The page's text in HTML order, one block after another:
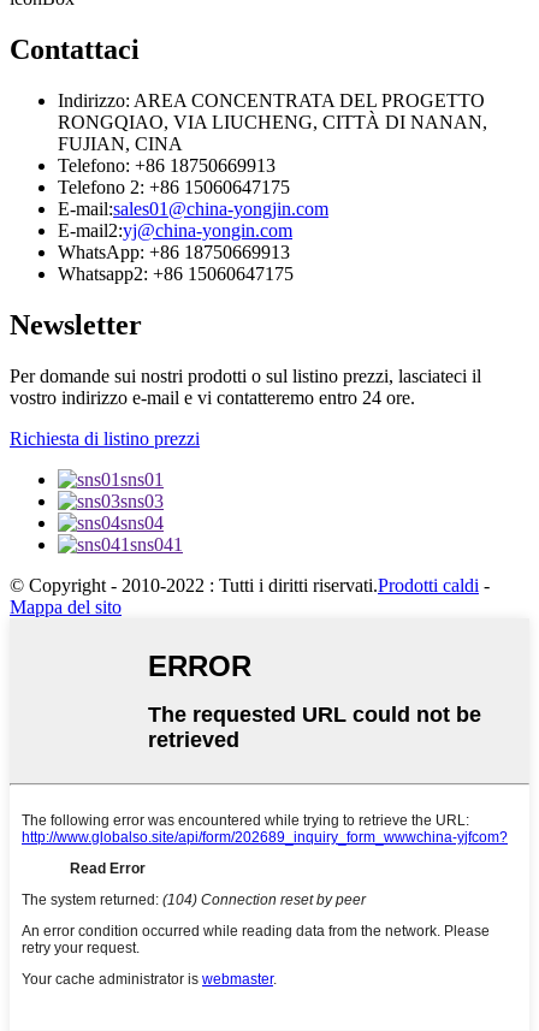
Contattaci
Indirizzo: AREA CONCENTRATA DEL PROGETTO
RONGQIAO, VIA LIUCHENG, CITTÀ DI NANAN,
FUJIAN, CINA
Telefono: +86 18750669913
Telefono 2: +86 15060647175
E-mail:sales01@china-yongjin.com
E-mail2:yj@china-yongin.com
WhatsApp: +86 18750669913
Whatsapp2: +86 15060647175
Newsletter
Per domande sui nostri prodotti o sul listino prezzi, lasciateci il
vostro indirizzo e-mail e vi contatteremo entro 24 ore.
Richiesta di listino prezzi
sns01
sns03
sns04
sns041
© Copyright - 2010-2022 : Tutti i diritti riservati.Prodotti caldi -
Mappa del sito